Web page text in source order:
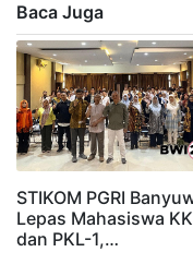
Baca Juga
STIKOM PGRI
Lepas Mahasiswa
dan PKL-1,…